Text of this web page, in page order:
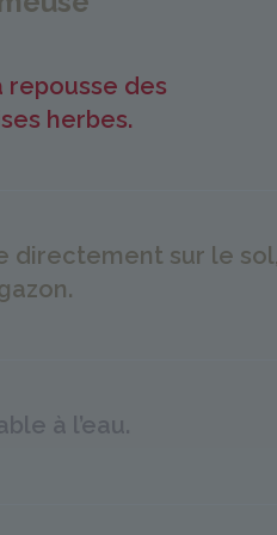
repousse des
herbes.
directement sur le
à l’eau.